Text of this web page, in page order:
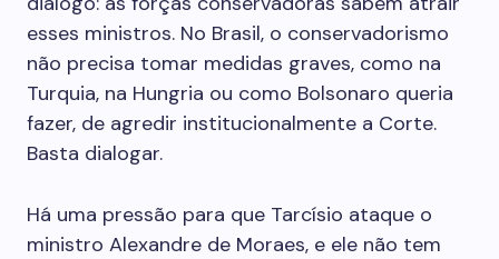
esses ministros. No Brasil, o conservadorismo
não precisa tomar medidas graves, como na
Turquia, na Hungria ou como Bolsonaro queria
fazer, de agredir institucionalmente a Corte.
Basta dialogar.
Há uma pressão para que Tarcísio ataque o
ministro Alexandre de Moraes, e ele não tem